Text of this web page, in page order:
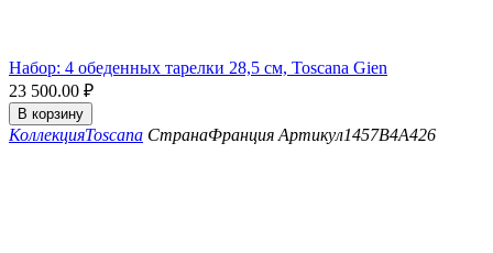
Набор: 4 обеденных тарелки 28,5 см, Toscana Gien
23 500.00 ₽
В корзину
КоллекцияToscana СтранаФранция Артикул1457B4A426